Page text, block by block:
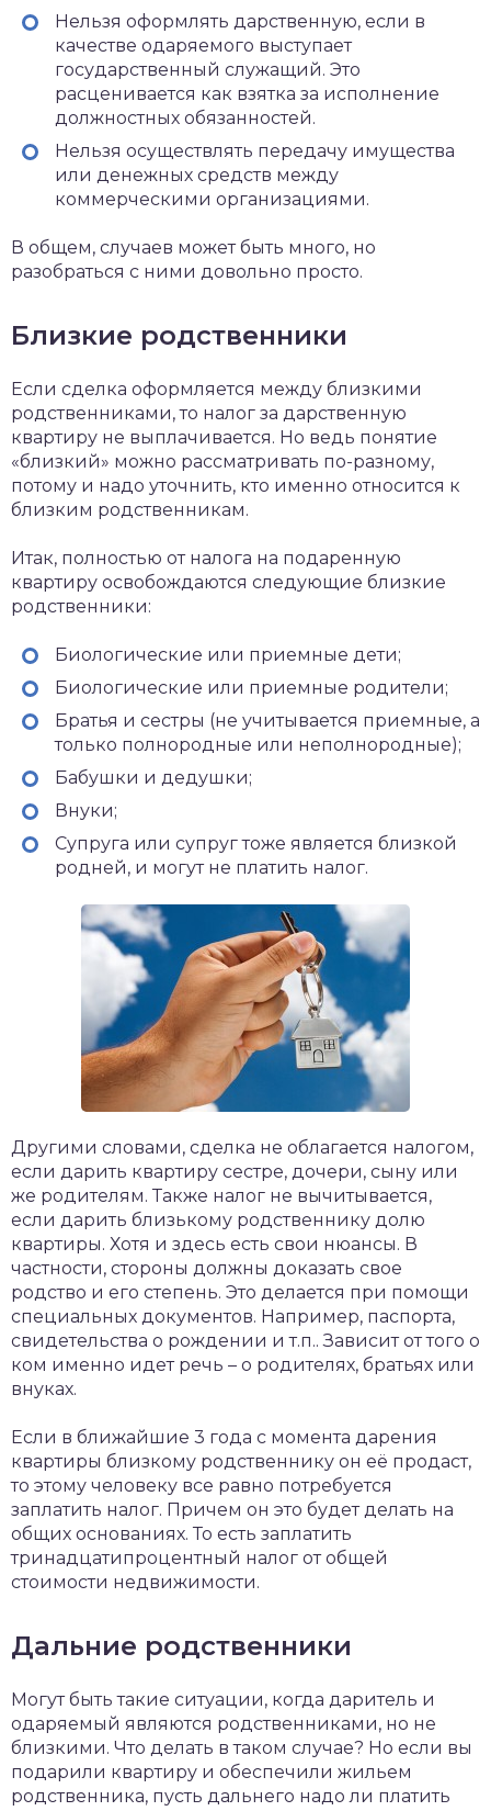
Нельзя оформлять дарственную, если в
качестве одаряемого выступает
государственный служащий. Это
расценивается как взятка за исполнение
должностных обязанностей.
Нельзя осуществлять передачу имущества
или денежных средств между
коммерческими организациями.
В общем, случаев может быть много, но
разобраться с ними довольно просто.
Близкие родственники
Если сделка оформляется между близкими
родственниками, то налог за дарственную
квартиру не выплачивается. Но ведь понятие
«близкий» можно рассматривать по-разному,
потому и надо уточнить, кто именно относится к
близким родственникам.
Итак, полностью от налога на подаренную
квартиру освобождаются следующие близкие
родственники:
Биологические или приемные дети;
Биологические или приемные родители;
Братья и сестры (не учитывается приемные, а
только полнородные или неполнородные);
Бабушки и дедушки;
Внуки;
Супруга или супруг тоже является близкой
родней, и могут не платить налог.
Другими словами, сделка не облагается налогом,
если дарить квартиру сестре, дочери, сыну или
же родителям. Также налог не вычитывается,
если дарить близькому родственнику долю
квартиры. Хотя и здесь есть свои нюансы. В
частности, стороны должны доказать свое
родство и его степень. Это делается при помощи
специальных документов. Например, паспорта,
свидетельства о рождении и т.п.. Зависит от того о
ком именно идет речь – о родителях, братьях или
внуках.
Если в ближайшие 3 года с момента дарения
квартиры близкому родственнику он её продаст,
то этому человеку все равно потребуется
заплатить налог. Причем он это будет делать на
общих основаниях. То есть заплатить
тринадцатипроцентный налог от общей
стоимости недвижимости.
Дальние родственники
Могут быть такие ситуации, когда даритель и
одаряемый являются родственниками, но не
близкими. Что делать в таком случае? Но если вы
подарили квартиру и обеспечили жильем
родственника, пусть дальнего надо ли платить